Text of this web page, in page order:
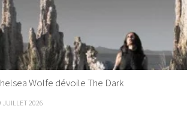
Wolfe dévoile The Dark
JUILLET 2026